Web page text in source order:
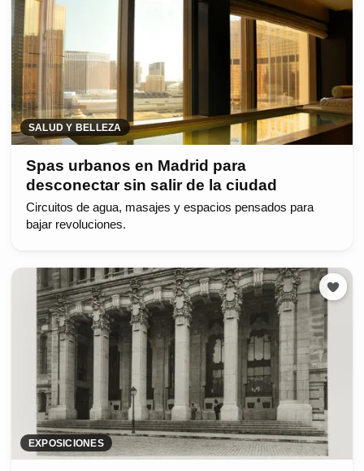
SALUD Y BELLEZA
Spas urbanos en Madrid para
desconectar sin salir de la ciudad
Circuitos de agua, masajes y espacios pensados para
bajar revoluciones.
EXPOSICIONES